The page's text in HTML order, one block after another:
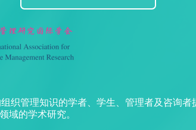
管理知识的学者、学生、管理者及咨询
域的学术研究。